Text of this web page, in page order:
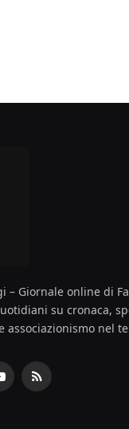
– Giornale online di
su cronaca,
associazionismo nel
RSS